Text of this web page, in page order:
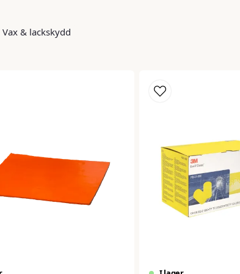
gör dessutom att eventuella
med rubbing för bästa
direkt solljus eller på varm lack.
eller polerduk (för hand)
mjuk polerduk
med alla typer av lack.
Vax & lackskydd